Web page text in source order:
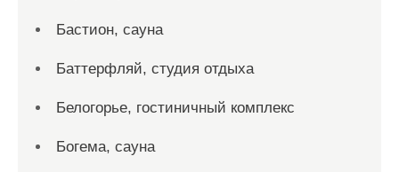
Бастион, сауна
Баттерфляй, студия отдыха
Белогорье, гостиничный комплекс
Богема, сауна